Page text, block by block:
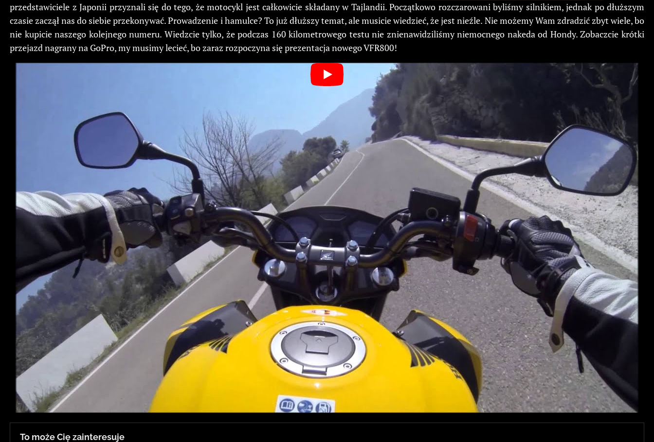
przedstawiciele z Japonii przyznali się do tego, że motocykl jest całkowicie składany w Tajlandii. Początkowo rozczarowani byliśmy silnikiem, jednak po dłuższym
czasie zaczął nas do siebie przekonywać. Prowadzenie i hamulce? To już dłuższy temat, ale musicie wiedzieć, że jest nieźle. Nie możemy Wam zdradzić zbyt wiele, bo
nie kupicie naszego kolejnego numeru. Wiedzcie tylko, że podczas 160 kilometrowego testu nie znienawidziliśmy niemocnego nakeda od Hondy. Zobaczcie krótki
przejazd nagrany na GoPro, my musimy lecieć, bo zaraz rozpoczyna się prezentacja nowego VFR800!
To może Cię zainteresuje